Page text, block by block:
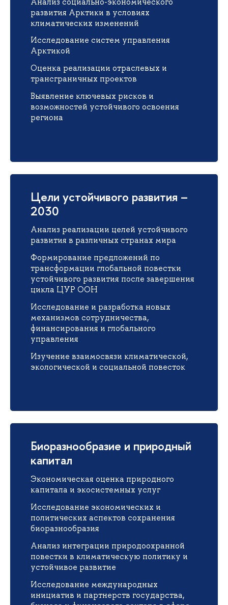
развития Арктики в условиях
климатических изменений
Исследование систем управления
Арктикой
Оценка реализации отраслевых и
трансграничных проектов
Выявление ключевых рисков и
возможностей устойчивого освоения
региона
Цели устойчивого развития –
2030
Анализ реализации целей устойчивого
развития в различных странах мира
Формирование предложений по
трансформации глобальной повестки
устойчивого развития после завершения
цикла ЦУР ООН
Исследование и разработка новых
механизмов сотрудничества,
финансирования и глобального
управления
Изучение взаимосвязи климатической,
экологической и социальной повесток
Биоразнообразие и природный
капитал
Экономическая оценка природного
капитала и экосистемных услуг
Исследование экономических и
политических аспектов сохранения
биоразнообразия
Анализ интеграции природоохранной
повестки в климатическую политику и
устойчивое развитие
Исследование международных
инициатив и партнерств государства,